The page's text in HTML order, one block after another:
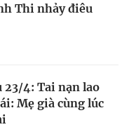
Thi nhảy điêu
23/4: Tai nạn lao
Mẹ già cùng lúc